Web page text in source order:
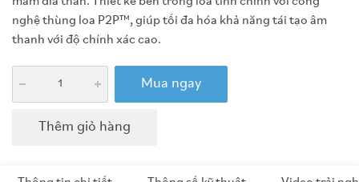
nghệ thùng loa P2P™, giúp tối đa hóa khả năng tái tạo âm
thanh với độ chính xác cao.
Mua ngay
Thêm giỏ hàng